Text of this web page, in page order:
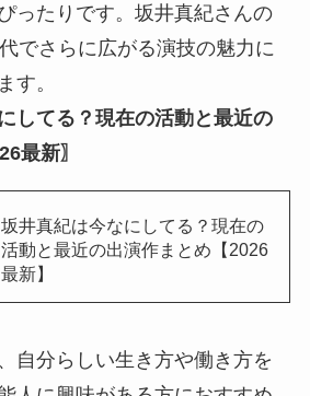
ったりです。坂井真紀さんの
でさらに広がる演技の魅力に
す。
してる？現在の活動と最近の
最新〗
坂井真紀は今なにしてる？現在の
活動と最近の出演作まとめ【2026
最新】
自分らしい生き方や働き方を